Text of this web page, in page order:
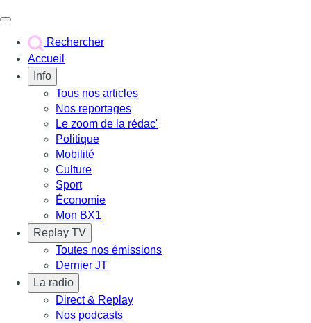
Rechercher
Accueil
Info
Tous nos articles
Nos reportages
Le zoom de la rédac'
Politique
Mobilité
Culture
Sport
Économie
Mon BX1
Replay TV
Toutes nos émissions
Dernier JT
La radio
Direct & Replay
Nos podcasts